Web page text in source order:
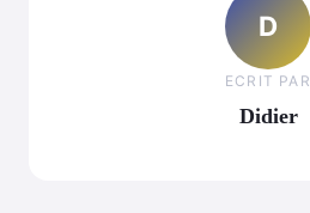
D
ECRIT PAR
Didier